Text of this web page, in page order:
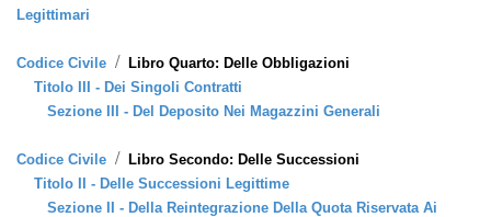
Legittimari
Codice Civile / Libro Quarto: Delle Obbligazioni
Titolo III - Dei Singoli Contratti
Sezione III - Del Deposito Nei Magazzini Generali
Codice Civile / Libro Secondo: Delle Successioni
Titolo II - Delle Successioni Legittime
Sezione II - Della Reintegrazione Della Quota Riservata Ai